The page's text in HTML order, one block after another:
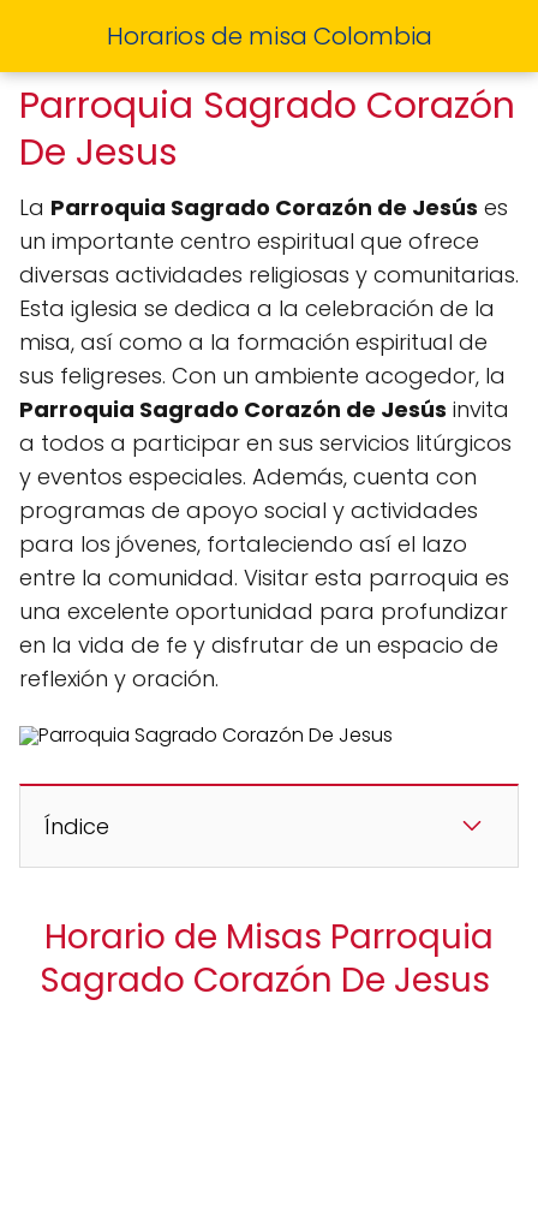
Horarios de misa Colombia
Parroquia Sagrado Corazón
De Jesus
La Parroquia Sagrado Corazón de Jesús es
un importante centro espiritual que ofrece
diversas actividades religiosas y comunitarias.
Esta iglesia se dedica a la celebración de la
misa, así como a la formación espiritual de
sus feligreses. Con un ambiente acogedor, la
Parroquia Sagrado Corazón de Jesús invita
a todos a participar en sus servicios litúrgicos
y eventos especiales. Además, cuenta con
programas de apoyo social y actividades
para los jóvenes, fortaleciendo así el lazo
entre la comunidad. Visitar esta parroquia es
una excelente oportunidad para profundizar
en la vida de fe y disfrutar de un espacio de
reflexión y oración.
Índice
Horario de Misas Parroquia
Sagrado Corazón De Jesus